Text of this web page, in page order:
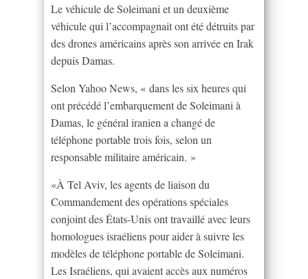
Le véhicule de Soleimani et un deuxième
véhicule qui l’accompagnait ont été détruits par
des drones américains après son arrivée en Irak
depuis Damas.
Selon Yahoo News, « dans les six heures qui
ont précédé l’embarquement de Soleimani à
Damas, le général iranien a changé de
téléphone portable trois fois, selon un
responsable militaire américain. »
«À Tel Aviv, les agents de liaison du
Commandement des opérations spéciales
conjoint des États-Unis ont travaillé avec leurs
homologues israéliens pour aider à suivre les
modèles de téléphone portable de Soleimani.
Les Israéliens, qui avaient accès aux numéros